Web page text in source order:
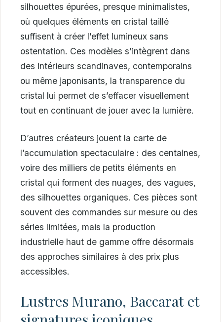
silhouettes épurées, presque minimalistes,
où quelques éléments en cristal taillé
suffisent à créer l’effet lumineux sans
ostentation. Ces modèles s’intègrent dans
des intérieurs scandinaves, contemporains
ou même japonisants, la transparence du
cristal lui permet de s’effacer visuellement
tout en continuant de jouer avec la lumière.
D’autres créateurs jouent la carte de
l’accumulation spectaculaire : des centaines,
voire des milliers de petits éléments en
cristal qui forment des nuages, des vagues,
des silhouettes organiques. Ces pièces sont
souvent des commandes sur mesure ou des
séries limitées, mais la production
industrielle haut de gamme offre désormais
des approches similaires à des prix plus
accessibles.
Lustres Murano, Baccarat et